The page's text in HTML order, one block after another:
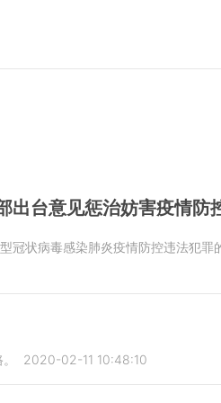
台意见惩治妨害疫情防
状病毒感染肺炎疫情防控违法犯罪
2020-02-11 10:48:10